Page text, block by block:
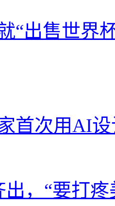
“出售世界
首次用AI
出，“要打